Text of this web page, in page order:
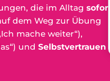
die im Alltagsofort
dem Weg zur Übung
mache weiter“),
undSelbstvertrauen